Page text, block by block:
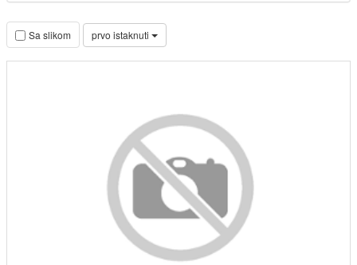
Sa slikom prvo istaknuti